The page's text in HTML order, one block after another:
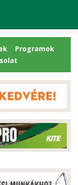
Programok